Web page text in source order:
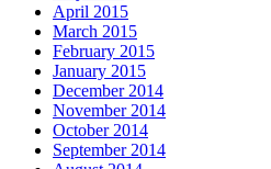
April 2015
March 2015
February 2015
January 2015
December 2014
November 2014
October 2014
September 2014